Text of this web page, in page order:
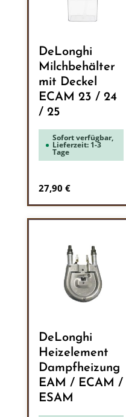
DeLonghi
Milchbehälter
mit Deckel
ECAM 23 / 24
/ 25
Sofort verfügbar,
Lieferzeit: 1-3
Tage
Regulärer Preis:
27,90 €
DeLonghi
Heizelement
Dampfheizung
EAM / ECAM /
ESAM